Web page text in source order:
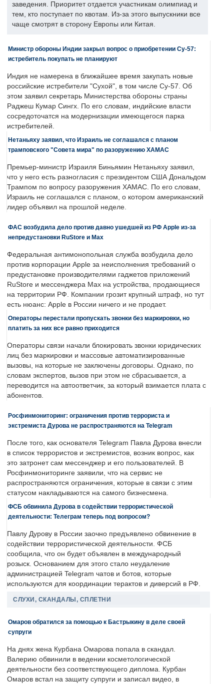
заведения. Приоритет отдается участникам олимпиад и
тем, кто поступает по квотам. Из-за этого выпускники все
чаще смотрят в сторону Европы или Китая.
Министр обороны Индии закрыл вопрос о приобретении Су-57:
истребитель покупать не планируют
Индия не намерена в ближайшее время закупать новые
российские истребители "Сухой", в том числе Су-57. Об
этом заявил секретарь Министерства обороны страны
Раджеш Кумар Сингх. По его словам, индийские власти
сосредоточатся на модернизации имеющегося парка
истребителей.
Нетаньяху заявил, что Израиль не соглашался с планом
трамповского "Совета мира" по разоружению ХАМАС
Премьер-министр Израиля Биньямин Нетаньяху заявил,
что у него есть разногласия с президентом США Дональдом
Трампом по вопросу разоружения ХАМАС. По его словам,
Израиль не соглашался с планом, о котором американский
лидер объявил на прошлой неделе.
ФАС возбудила дело против давно ушедшей из РФ Apple из-за
непредустановки RuStore и Max
Федеральная антимонопольная служба возбудила дело
против корпорации Apple за неисполнения требований о
предустановке производителями гаджетов приложений
RuStore и мессенджера Max на устройства, продающиеся
на территории РФ. Компании грозит крупный штраф, но тут
есть нюанс: Apple в России ничего и не продает.
Операторы перестали пропускать звонки без маркировки, но
платить за них все равно приходится
Операторы связи начали блокировать звонки юридических
лиц без маркировки и массовые автоматизированные
вызовы, на которые не заключены договоры. Однако, по
словам экспертов, вызов при этом не сбрасывается, а
переводится на автоответчик, за который взимается плата с
абонентов.
Росфинмониторинг: ограничения против террориста и
экстремиста Дурова не распространяются на Telegram
После того, как основателя Telegram Павла Дурова внесли
в список террористов и экстремистов, возник вопрос, как
это затронет сам мессенджер и его пользователей. В
Росфинмониторинге заявили, что на сервис не
распространяются ограничения, которые в связи с этим
статусом накладываются на самого бизнесмена.
ФСБ обвинила Дурова в содействии террористической
деятельности: Телеграм теперь под вопросом?
Павлу Дурову в России заочно предъявлено обвинение в
содействии террористической деятельности. ФСБ
сообщила, что он будет объявлен в международный
розыск. Основанием для этого стало неудаление
администрацией Telegram чатов и ботов, которые
используются для координации терактов и диверсий в РФ.
СЛУХИ, СКАНДАЛЫ, СПЛЕТНИ
Омаров обратился за помощью к Бастрыкину в деле своей
супруги
На днях жена Курбана Омарова попала в скандал.
Валерию обвинили в ведении косметологической
деятельности без соответствующего диплома. Курбан
Омаров встал на защиту супруги и записал видео, в